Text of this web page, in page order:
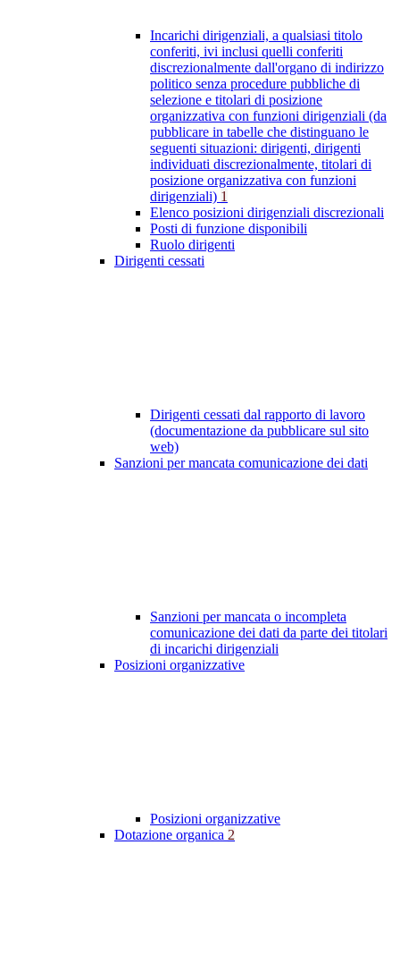
Incarichi dirigenziali, a qualsiasi titolo
conferiti, ivi inclusi quelli conferiti
discrezionalmente dall'organo di indirizzo
politico senza procedure pubbliche di
selezione e titolari di posizione
organizzativa con funzioni dirigenziali (da
pubblicare in tabelle che distinguano le
seguenti situazioni: dirigenti, dirigenti
individuati discrezionalmente, titolari di
posizione organizzativa con funzioni
dirigenziali) 1
Elenco posizioni dirigenziali discrezionali
Posti di funzione disponibili
Ruolo dirigenti
Dirigenti cessati
Dirigenti cessati dal rapporto di lavoro
(documentazione da pubblicare sul sito
web)
Sanzioni per mancata comunicazione dei dati
Sanzioni per mancata o incompleta
comunicazione dei dati da parte dei titolari
di incarichi dirigenziali
Posizioni organizzative
Posizioni organizzative
Dotazione organica 2